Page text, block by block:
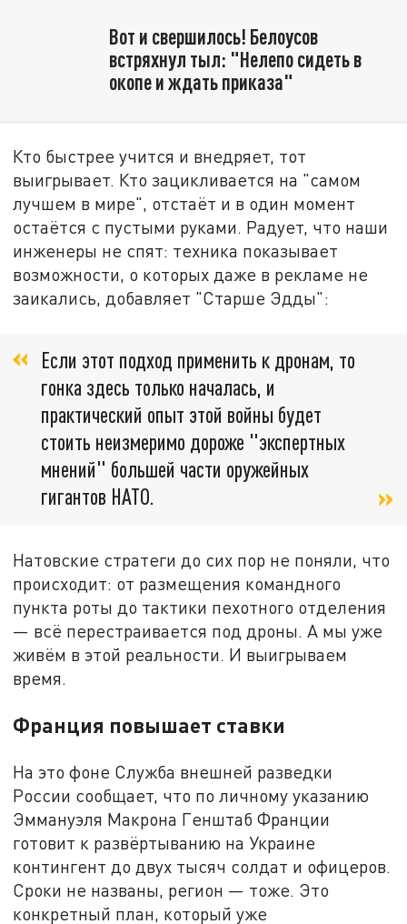
Вот и свершилось! Белоусов
встряхнул тыл: "Нелепо сидеть в
окопе и ждать приказа"
Кто быстрее учится и внедряет, тот
выигрывает. Кто зацикливается на "самом
лучшем в мире", отстаёт и в один момент
остаётся с пустыми руками. Радует, что наши
инженеры не спят: техника показывает
возможности, о которых даже в рекламе не
заикались, добавляет "Старше Эдды":
Если этот подход применить к дронам, то
гонка здесь только началась, и
практический опыт этой войны будет
стоить неизмеримо дороже "экспертных
мнений" большей части оружейных
гигантов НАТО.
Натовские стратеги до сих пор не поняли, что
происходит: от размещения командного
пункта роты до тактики пехотного отделения
— всё перестраивается под дроны. А мы уже
живём в этой реальности. И выигрываем
время.
Франция повышает ставки
На это фоне Служба внешней разведки
России сообщает, что по личному указанию
Эммануэля Макрона Генштаб Франции
готовит к развёртыванию на Украине
контингент до двух тысяч солдат и офицеров.
Сроки не названы, регион — тоже. Это
конкретный план, который уже